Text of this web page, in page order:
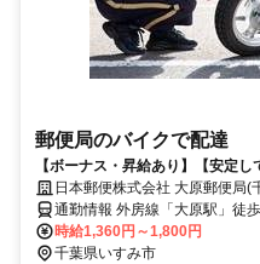
郵便局のバイクで配達
【ボーナス・昇給あり】【安定
顔』をつなぐお仕事してみません
日本郵便株式会社 大原郵便局(
通勤情報 外房線「大原駅」徒
時給1,360円～1,800円
千葉県いすみ市